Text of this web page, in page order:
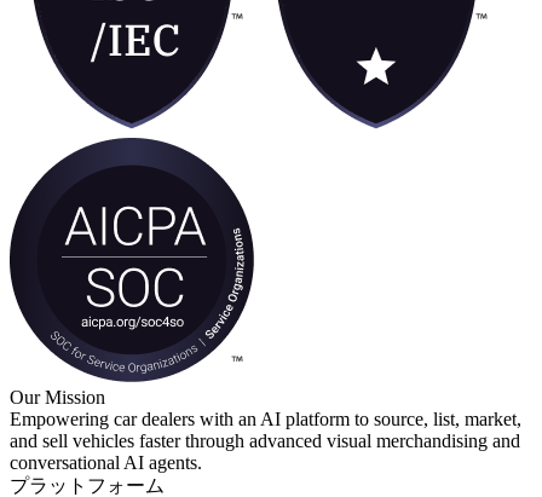
Our Mission
Empowering car dealers with an AI platform to source, list, market,
and sell vehicles faster through advanced visual merchandising and
conversational AI agents.
プラットフォーム